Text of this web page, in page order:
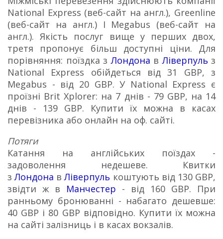
National Express (веб-сайт на англ.), Greenline
(веб-сайт на англ.) І Megabus (веб-сайт на
англ.).Якість послуг вище у перших двох,
третя пропонує більш доступні ціни. Для
порівняння: поїздка зЛондона вЛіверпуль з
National Express обійдеться від 31 GBP, з
Megabus - від 20 GBP.У National Express є
проїзні Brit Xplorer: на 7 днів - 79 GBP, на 14
днів - 139 GBP. Купити їх можна в касах
перевізника або онлайн на оф. сайті.
Потяги
Катання на англійських поїздах -
задоволення недешеве. Квитки
зЛондона вЛіверпуль коштують від 130 GBP,
звідти ж в Манчестер - від 160 GBP. При
ранньому бронюванні - набагато дешевше:
40 GBP і 80 GBP відповідно. Купити їх можна
на сайті залізниць і в касах вокзалів.